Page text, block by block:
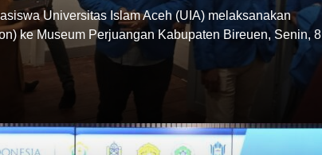
Universitas Islam Aceh (UIA) melaksanakan
ke Museum Perjuangan Kabupaten Bireuen, Senin, 8